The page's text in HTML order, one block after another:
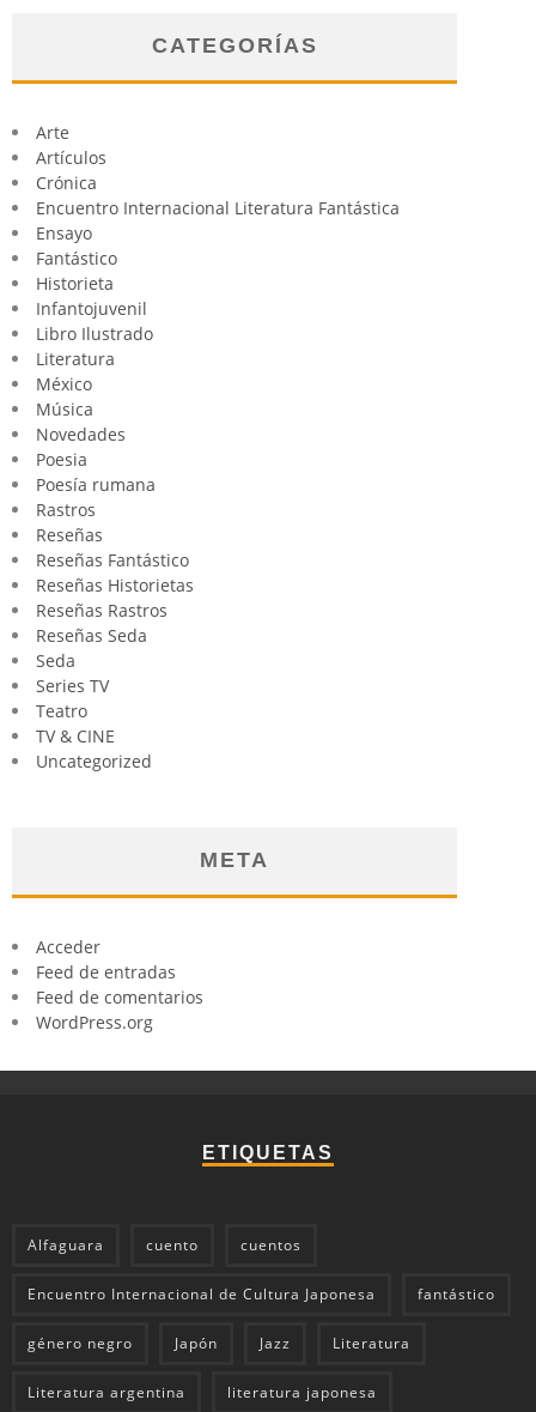
CATEGORÍAS
Arte
Artículos
Crónica
Encuentro Internacional Literatura Fantástica
Ensayo
Fantástico
Historieta
Infantojuvenil
Libro Ilustrado
Literatura
México
Música
Novedades
Poesia
Poesía rumana
Rastros
Reseñas
Reseñas Fantástico
Reseñas Historietas
Reseñas Rastros
Reseñas Seda
Seda
Series TV
Teatro
TV & CINE
Uncategorized
META
Acceder
Feed de entradas
Feed de comentarios
WordPress.org
ETIQUETAS
Alfaguara cuento cuentos
Encuentro Internacional de Cultura Japonesa fantástico
género negro Japón Jazz Literatura
Literatura argentina literatura japonesa